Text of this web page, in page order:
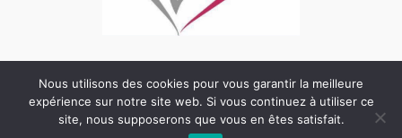
Nous utilisons des cookies pour vous garantir la meilleure
expérience sur notre site web. Si vous continuez à utiliser ce
site, nous supposerons que vous en êtes satisfait.